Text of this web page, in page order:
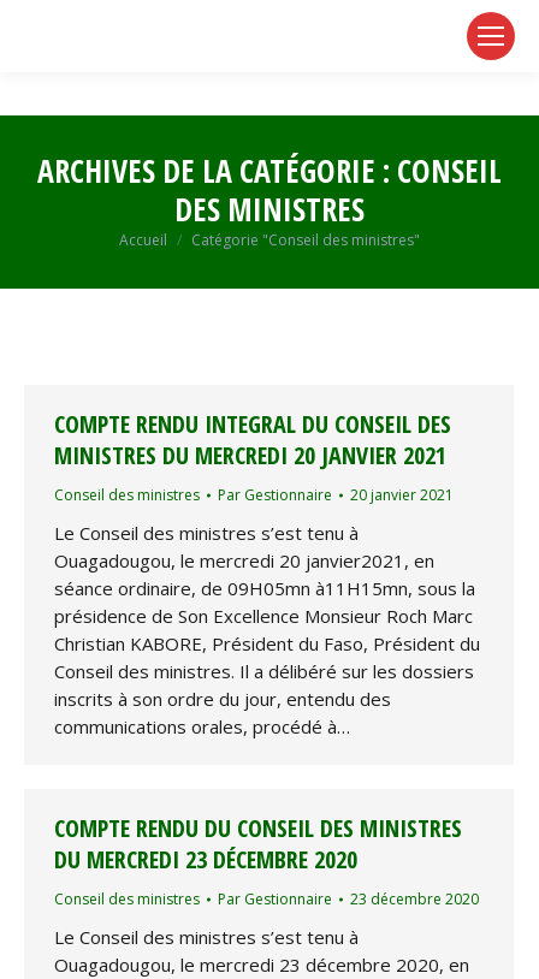
ARCHIVES DE LA CATÉGORIE : CONSEIL
DES MINISTRES
Vous êtes ici :
Accueil Catégorie "Conseil des ministres"
COMPTE RENDU INTEGRAL DU CONSEIL DES
MINISTRES DU MERCREDI 20 JANVIER 2021
Conseil des ministres Par Gestionnaire 20 janvier 2021
Le Conseil des ministres s’est tenu à
Ouagadougou, le mercredi 20 janvier2021, en
séance ordinaire, de 09H05mn à11H15mn, sous la
présidence de Son Excellence Monsieur Roch Marc
Christian KABORE, Président du Faso, Président du
Conseil des ministres. Il a délibéré sur les dossiers
inscrits à son ordre du jour, entendu des
communications orales, procédé à…
COMPTE RENDU DU CONSEIL DES MINISTRES
DU MERCREDI 23 DÉCEMBRE 2020
Conseil des ministres Par Gestionnaire 23 décembre 2020
Le Conseil des ministres s’est tenu à
Ouagadougou, le mercredi 23 décembre 2020, en